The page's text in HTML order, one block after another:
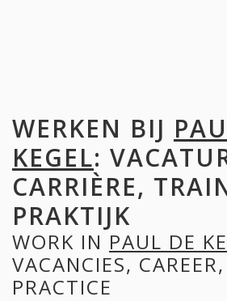
WERKEN BIJ
KEGEL:
CARRIÈRE,
PRAKTIJK
WORK IN PAUL DE
VACANCIES,
PRACTICE